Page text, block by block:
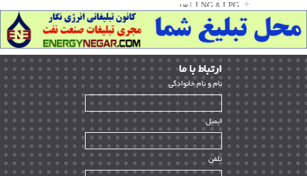
LNG & LPG | ۱۳
خط لوله | ۳۶
مخازن ذخیره | ۱۵
پتروشیمی | ۱۴
بازرسی و QC | ۱۵
HSE | ۳۹
ساخت و نصب | ۱۲
راه اندازی | ۹
سازندگان و تامین کنندگان | ۱۰
ارﺗﺒﺎط ﺑﺎ ما
ﻧﺎم و ﻧﺎم ﺧﺎﻧﻮادﮔﻰ
ایمیل
تلفن